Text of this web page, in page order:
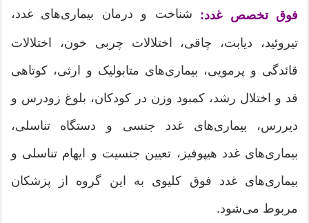
فوق تخصص غدد: شناخت و درمان بیماری‌های غدد،
تیروئید، دیابت، چاقی، اختلالات چربی خون، اختلالات
قائدگی و پرمویی، بیماری‌های متابولیک و ارثی، کوتاهی
قد و اختلال رشد، کمبود وزن در کودکان، بلوغ زودرس و
دیررس، بیماری‌های غدد جنسی و دستگاه تناسلی،
بیماری‌های غدد هیپوفیز، تعیین جنسیت و ایهام تناسلی و
بیماری‌های غدد فوق کلیوی به این گروه از پزشکان
مربوط می‌شود.